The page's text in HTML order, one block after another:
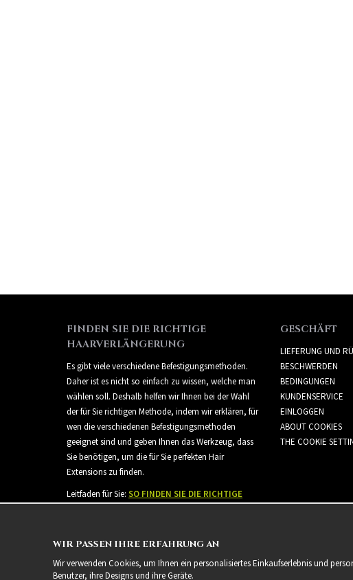
FINDEN SIE DIE RICHTIGE
HAARVERLÄNGERUNG
Es gibt viele verschiedene Befestigungsmethoden.
Daher ist es nicht so einfach zu wissen, welche man
wählen soll. Deshalb helfen wir Ihnen bei der Wahl
der für Sie richtigen Methode, indem wir erklären, für
wen die verschiedenen Befestigungsmethoden
geeignet sind und geben Ihnen das Werkzeug, dass
Sie benötigen, um die für Sie perfekten Hair
Extensions zu finden.
Leitfaden für Sie: SO FINDEN SIE DIE RICHTIGE
GESCHÄFT
LIEFERUNG UND
BESCHWERDEN
BEDINGUNGEN
KUNDENSERVICE
EINLOGGEN
ABOUT COOKIES
THE COOKIE
WIR PASSEN IHRE ERFAHRUNG AN
Wir verwenden Cookies, um Ihnen ein personalisiertes Einkaufserlebnis und
Benutzer, ihre Designs und ihre Geräte.